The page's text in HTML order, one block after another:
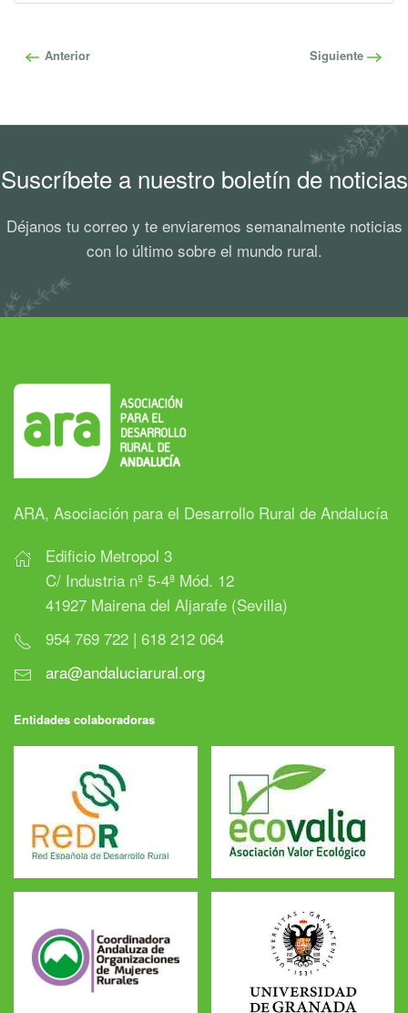
Anterior Siguiente
Suscríbete a nuestro boletín de noticias
Déjanos tu correo y te enviaremos semanalmente noticias
con lo último sobre el mundo rural.
ARA, Asociación para el Desarrollo Rural de Andalucía
Edificio Metropol 3
C/ Industria nº 5-4ª Mód. 12
41927 Mairena del Aljarafe (Sevilla)
954 769 722 | 618 212 064
ara@andaluciarural.org
Entidades colaboradoras